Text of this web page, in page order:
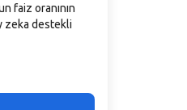
faiz oranının
zeka destekli